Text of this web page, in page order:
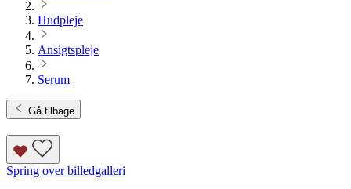
Hudpleje
Ansigtspleje
Serum
Gå tilbage
Spring over billedgalleri